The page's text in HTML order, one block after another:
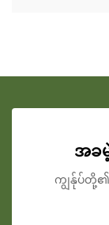
အခ
ကျွန်ုပ်တို့